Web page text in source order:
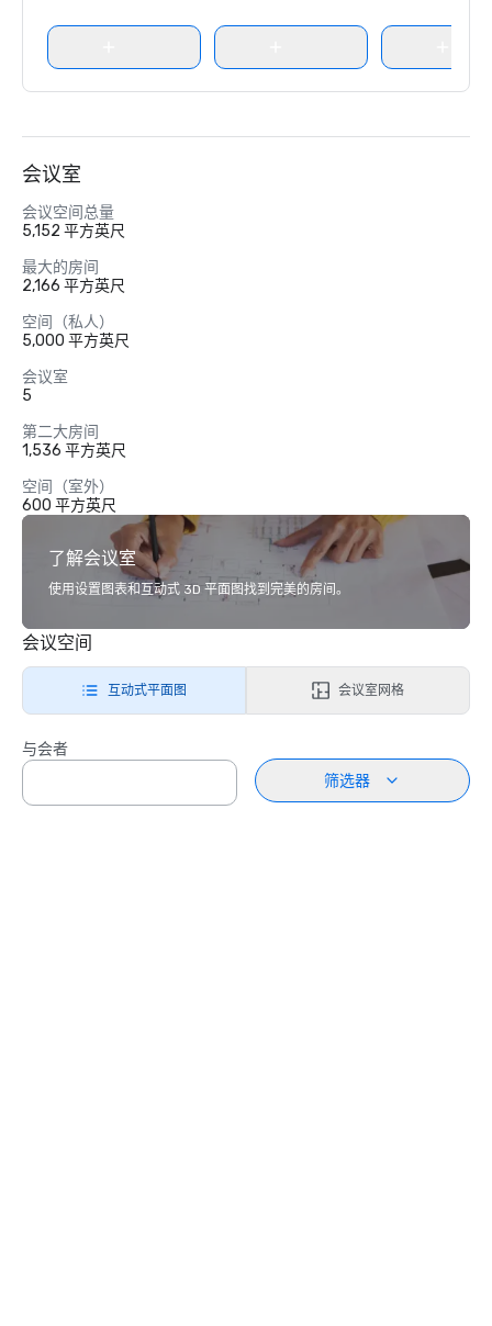
会议室
会议空间总量
5,152 平方英尺
最大的房间
2,166 平方英尺
空间（私人）
5,000 平方英尺
会议室
5
第二大房间
1,536 平方英尺
空间（室外）
600 平方英尺
了解会议室
使用设置图表和互动式 3D 平面图找到完美的房间。
会议空间
互动式平面图 会议室网格
与会者
筛选器